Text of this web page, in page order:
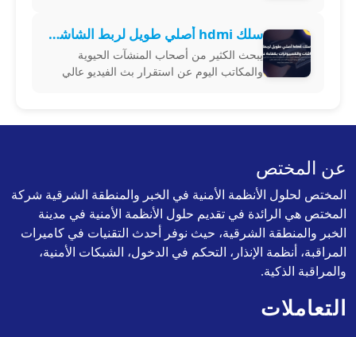
اقتناء كبينه شبكات متينة تضمن ترتيب الكابلات
سلك hdmi أصلي طويل لربط الشاشات والكمبيوترات بكفاءة عالية
يبحث الكثير من أصحاب المنشآت الحيوية
والمكاتب اليوم عن استقرار بث الفيديو عالي
عن المختص
المختص لحلول الأنظمة الأمنية في الخبر والمنطقة الشرقية شركة
المختص هي الرائدة في تقديم حلول الأنظمة الأمنية في مدينة
الخبر والمنطقة الشرقية، حيث نوفر أحدث التقنيات في كاميرات
المراقبة، أنظمة الإنذار، التحكم في الدخول، الشبكات الأمنية،
والمراقبة الذكية.
التعاملات